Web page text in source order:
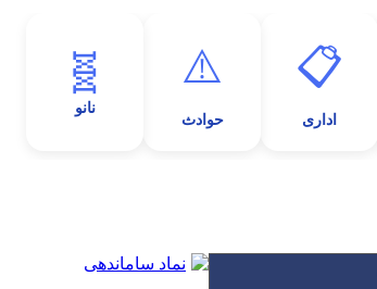
📋
اداری
⚠️
حوادث
🧬
نانو